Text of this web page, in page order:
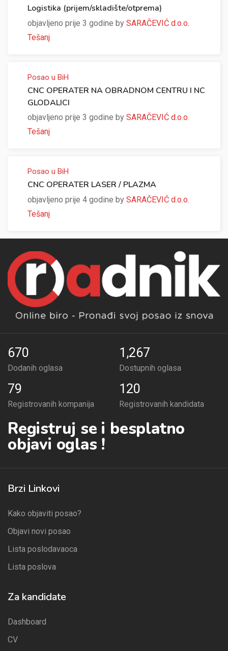
Logistika (prijem/skladište/otprema)
objavljeno prije 3 godine by SARAČEVIĆ d.o.o.
Tešanj
Posao u BiH
CNC OPERATER NA OBRADNOM CENTRU I NC
GLODALICI
objavljeno prije 3 godine by SARAČEVIĆ d.o.o.
Tešanj
Posao u BiH
CNC OPERATER LASER / PLAZMA
objavljeno prije 4 godine by SARAČEVIĆ d.o.o.
Tešanj
670
Dodanih oglasa
1,267
Dostupnih oglasa
79
Registrovanih kompanija
120
Registrovanih kandidata
Registruj se i besplatno
objavi oglas !
Brzi Linkovi
Kako objaviti posao?
Objavi novi posao
Lista poslodavaoca
Lista poslova
Za kandidate
Dashboard
CV